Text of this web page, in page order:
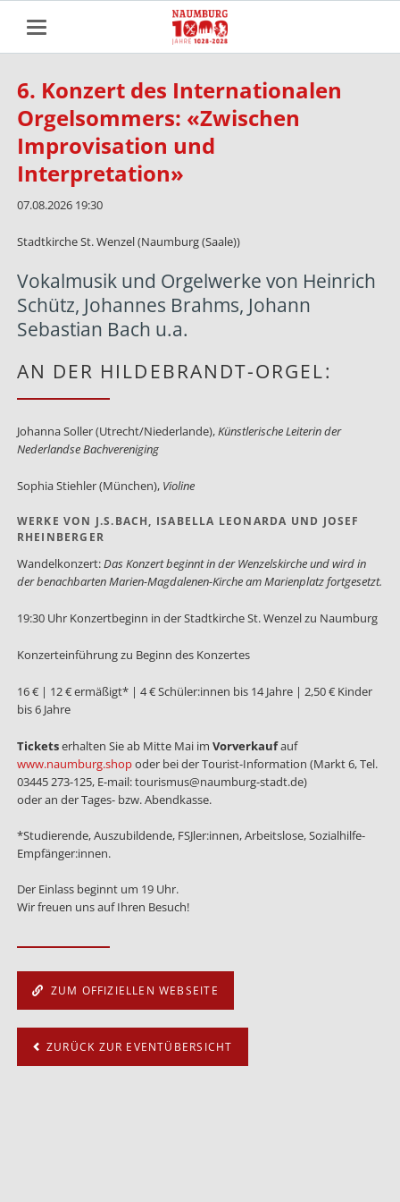
6. Konzert des Internationalen
Orgelsommers: «Zwischen
Improvisation und
Interpretation»
07.08.2026 19:30
Stadtkirche St. Wenzel (Naumburg (Saale))
Vokalmusik und Orgelwerke von Heinrich
Schütz, Johannes Brahms, Johann
Sebastian Bach u.a.
AN DER HILDEBRANDT-ORGEL:
Johanna Soller (Utrecht/Niederlande),Künstlerische Leiterin der
Nederlandse Bachvereniging
Sophia Stiehler (München), Violine
WERKE VON J.S.BACH, ISABELLA LEONARDA UND JOSEF
RHEINBERGER
Wandelkonzert:Das Konzert beginnt in der Wenzelskirche und wird in
der benachbarten Marien-Magdalenen-Kirche am Marienplatz fortgesetzt.
19:30 Uhr Konzertbeginn in der Stadtkirche St. Wenzel zu Naumburg
Konzerteinführung zu Beginn des Konzertes
16 € | 12 € ermäßigt* | 4 € Schüler:innen bis 14 Jahre | 2,50 € Kinder
bis 6 Jahre
Ticketserhalten Sie ab Mitte Mai im Vorverkaufauf
www.naumburg.shopoder bei der Tourist-Information (Markt 6, Tel.
03445 273-125, E-mail: tourismus@naumburg-stadt.de)
oder an der Tages- bzw. Abendkasse.
*Studierende, Auszubildende, FSJler:innen, Arbeitslose, Sozialhilfe-
Empfänger:innen.
Der Einlass beginnt um 19 Uhr.
Wir freuen uns auf Ihren Besuch!
ZUM OFFIZIELLEN WEBSEITE
ZURÜCK ZUR EVENTÜBERSICHT